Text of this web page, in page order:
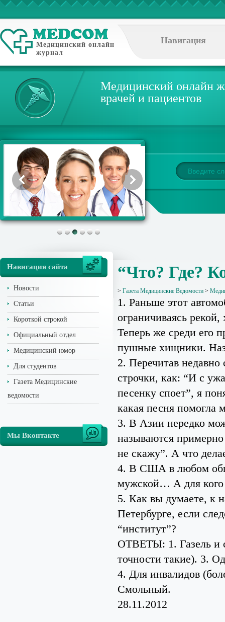
Медицинский онлайн
журнал
Навигация
Медицинский онлайн
врачей и пациентов
Навигация сайта
Новости
Статьи
Короткой строкой
Официальный отдел
Медицинский юмор
Для студентов
Газета Медицинские
ведомости
Мы Вконтакте
“Что? Где?
> Газета Медицинские Ведомости >
1. Раньше этот
ограничиваясь
Теперь же среди его
пушные хищники.
2. Перечитав недавно
строчки, как: “И с
песенку споет”, я
какая песня помогла
3. В Азии нередко
называются
не скажу”. А что
4. В США в любом
мужской… А для кого
5. Как вы думаете, к
Петербурге, если
“институт”?
ОТВЕТЫ: 1. Газель и
точности такие). 3.
4. Для инвалидов
Смольный.
28.11.2012